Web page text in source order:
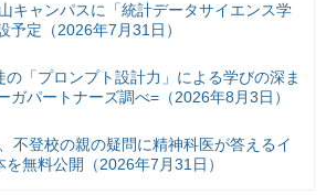
キャンパスに「統計データサイエンス学
予定（2026年7月31日）
「プロンプト設計力」による学びの深ま
ガパートナーズ調べ=（2026年8月3日）
不登校の親の疑問に精神科医が答えるイ
無料公開（2026年7月31日）